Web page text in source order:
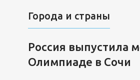
Города и страны
Россия выпустила
Олимпиаде в Сочи